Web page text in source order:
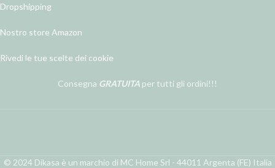
Dropshipping
Nostro store Amazon
Rivedi le tue scelte dei cookie
Consegna GRATUITA per tutti gli ordini!!!
© 2024 Dikasa è un marchio di MC Home Srl - 44011 Argenta (FE) Italia